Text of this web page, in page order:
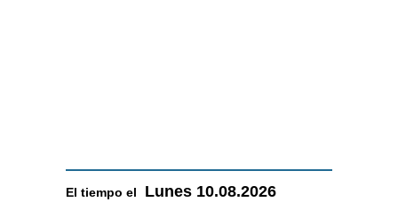
El tiempo el Lunes 10.08.2026